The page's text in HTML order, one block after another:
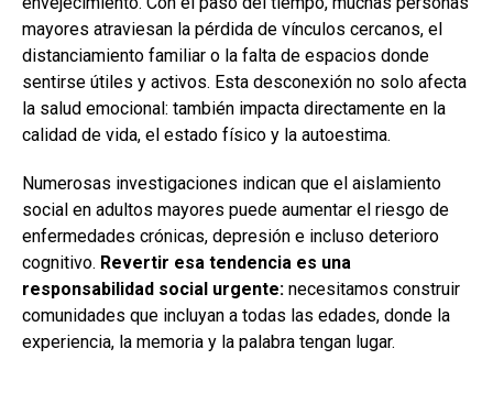
mayores atraviesan la pérdida de vínculos cercanos, el
distanciamiento familiar o la falta de espacios donde
sentirse útiles y activos. Esta desconexión no solo afecta
la salud emocional: también impacta directamente en la
calidad de vida, el estado físico y la autoestima.
Numerosas investigaciones indican que el aislamiento
social en adultos mayores puede aumentar el riesgo de
enfermedades crónicas, depresión e incluso deterioro
cognitivo. Revertir esa tendencia es una
responsabilidad social urgente: necesitamos construir
comunidades que incluyan a todas las edades, donde la
experiencia, la memoria y la palabra tengan lugar.